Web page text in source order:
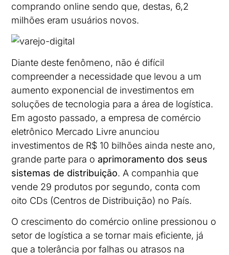
comprando online sendo que, destas, 6,2
milhões eram usuários novos.
Diante deste fenômeno, não é difícil
compreender a necessidade que levou a um
aumento exponencial de investimentos em
soluções de tecnologia para a área de logística.
Em agosto passado, a empresa de comércio
eletrônico Mercado Livre anunciou
investimentos de R$ 10 bilhões ainda neste ano,
grande parte para oaprimoramento dos seus
sistemas de distribuição. A companhia que
vende 29 produtos por segundo, conta com
oito CDs (Centros de Distribuição) no País.
O crescimento do comércio online pressionou o
setor de logística a se tornar mais eficiente, já
que a tolerância por falhas ou atrasos na